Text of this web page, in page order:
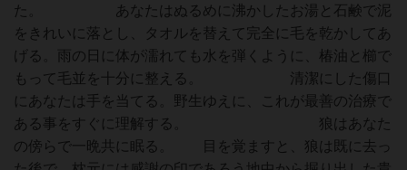
た。 あなたはぬるめに沸かしたお湯と石鹸で泥
をきれいに落とし、タオルを替えて完全に毛を乾かしてあ
げる。雨の日に体が濡れても水を弾くように、椿油と櫛で
もって毛並を十分に整える。 清潔にした傷口
にあなたは手を当てる。野生ゆえに、これが最善の治療で
ある事をすぐに理解する。 狼はあなた
の傍らで一晩共に眠る。 目を覚ますと、狼は既に去っ